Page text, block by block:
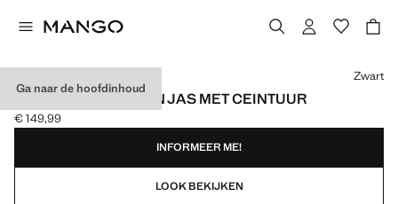
Ga naar de hoofdinhoud
HANDMADE WOLLEN JAS MET CEINTUUR
Huidige prijs [€ 149,99 ]
€ 149,99
Kies een kleur
Zwart
INFORMEER ME!
LOOK BEKIJKEN